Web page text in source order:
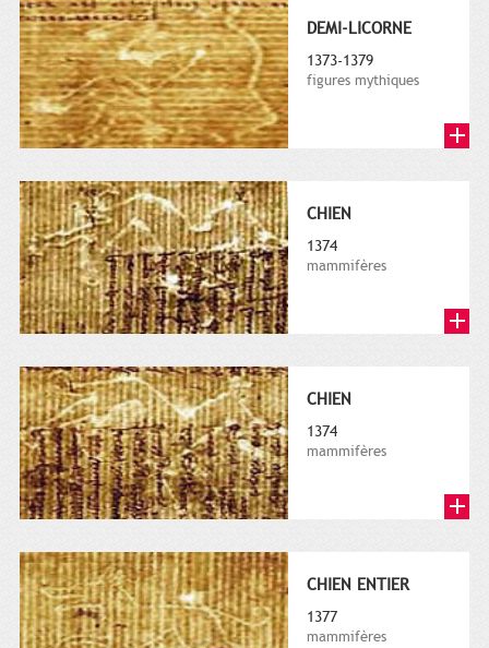
DEMI-LICORNE
1373-1379
figures mythiques
CHIEN
1374
mammifères
CHIEN
1374
mammifères
CHIEN ENTIER
1377
mammifères